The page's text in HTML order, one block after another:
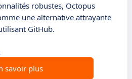
robustes, Octopus
une alternative attrayante
GitHub.
savoir plus